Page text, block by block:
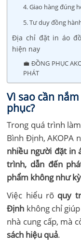
4. Giao hàng đúng
5. Tư duy đồng
Địa chỉ đặt in áo
hiện nay
💼 ĐỒNG PHỤC
PHÁT
Vì sao cần
phục?
Trong quá trình
Bình Định, AKOPA
nhiều người đặt in
trình, dẫn đến
phẩm không như
Việc hiểu rõ quy
Định không chỉ
nhà cung cấp, mà
sách hiệu quả.